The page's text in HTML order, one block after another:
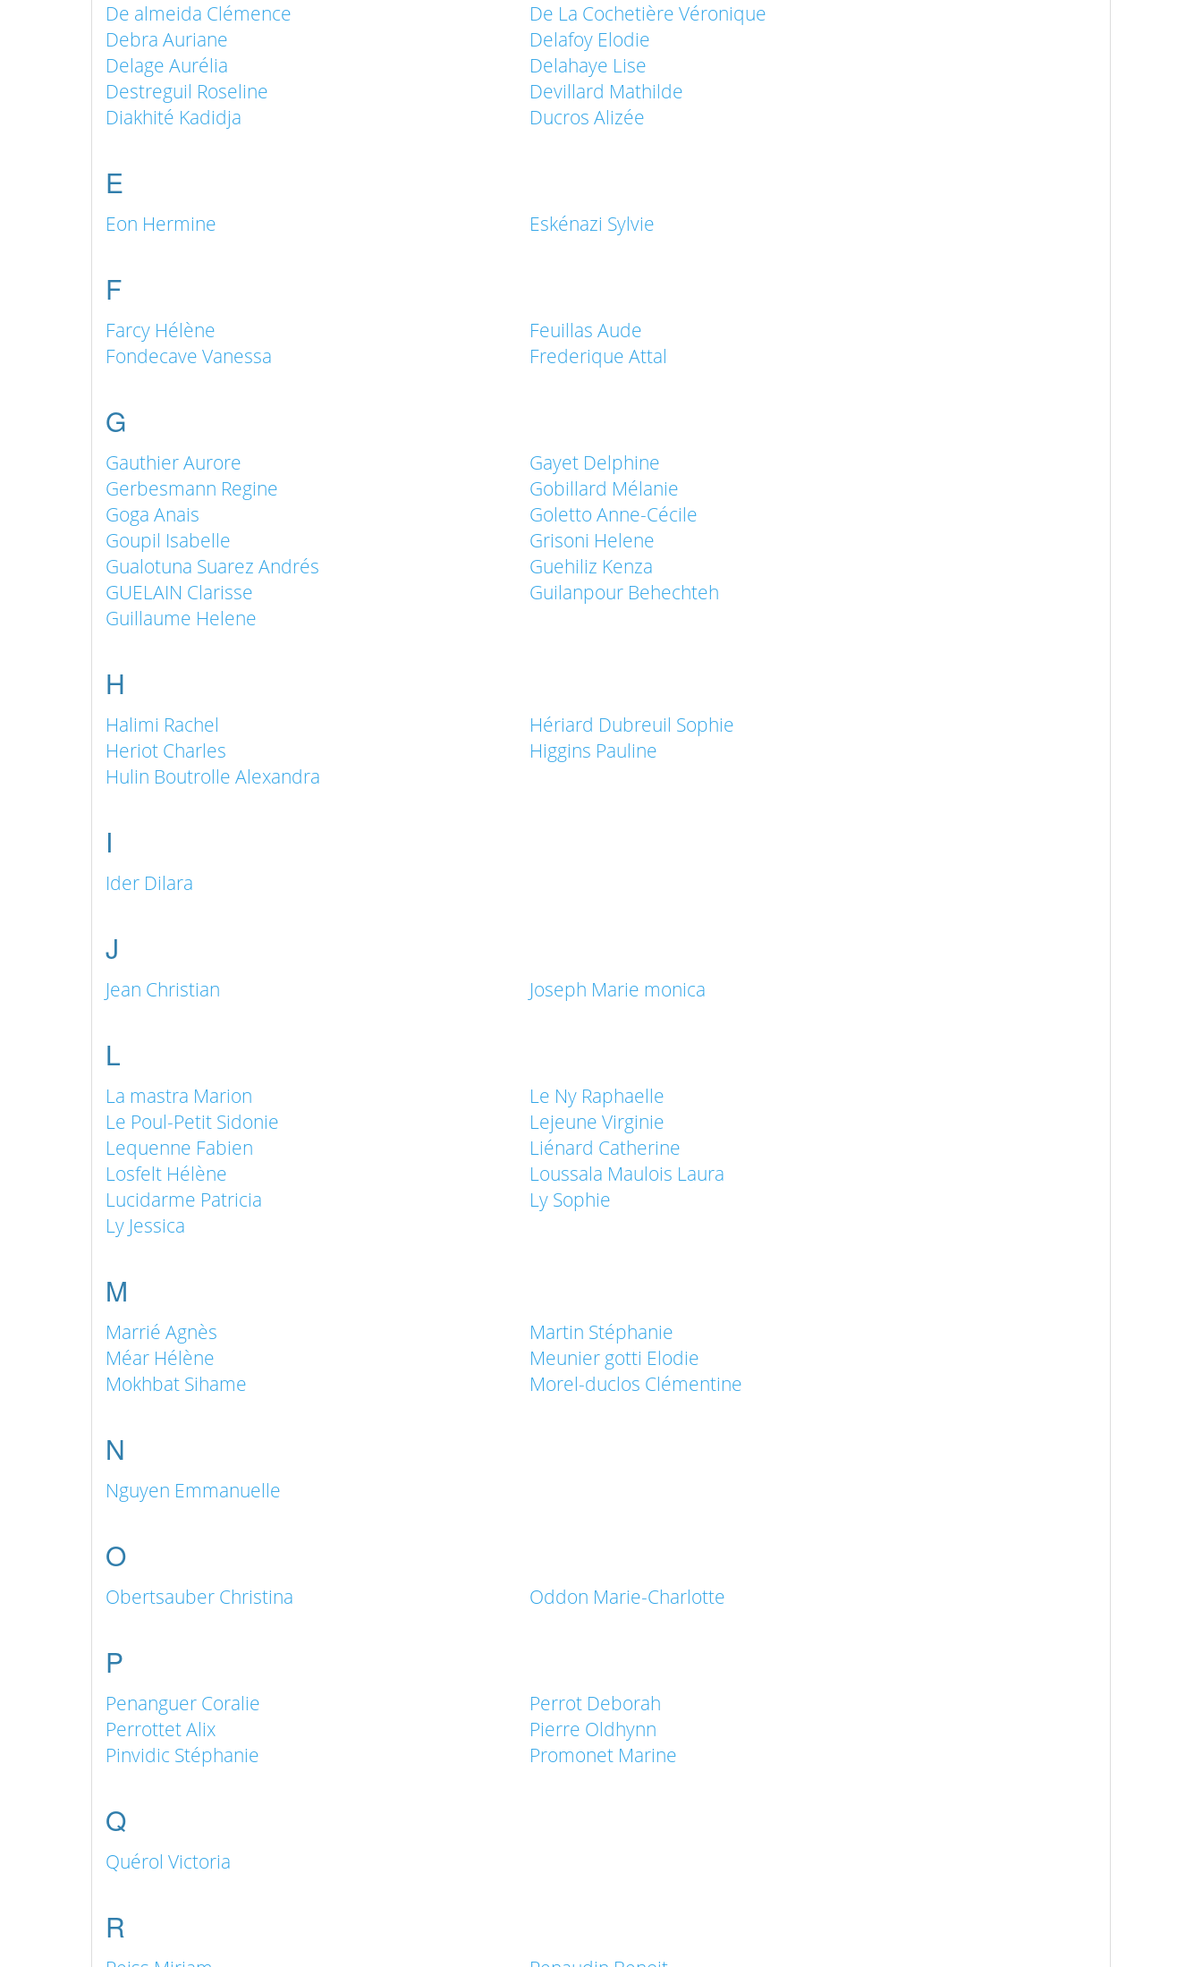
De almeida Clémence
Debra Auriane
Delage Aurélia
Destreguil Roseline
Diakhité Kadidja
De La Cochetière Véronique
Delafoy Elodie
Delahaye Lise
Devillard Mathilde
Ducros Alizée
E
Eon Hermine Eskénazi Sylvie
F
Farcy Hélène
Fondecave Vanessa
Feuillas Aude
Frederique Attal
G
Gauthier Aurore
Gerbesmann Regine
Goga Anais
Goupil Isabelle
Gualotuna Suarez Andrés
GUELAIN Clarisse
Guillaume Helene
Gayet Delphine
Gobillard Mélanie
Goletto Anne-Cécile
Grisoni Helene
Guehiliz Kenza
Guilanpour Behechteh
H
Halimi Rachel
Heriot Charles
Hulin Boutrolle Alexandra
Hériard Dubreuil Sophie
Higgins Pauline
I
Ider Dilara
J
Jean Christian Joseph Marie monica
L
La mastra Marion
Le Poul-Petit Sidonie
Lequenne Fabien
Losfelt Hélène
Lucidarme Patricia
Ly Jessica
Le Ny Raphaelle
Lejeune Virginie
Liénard Catherine
Loussala Maulois Laura
Ly Sophie
M
Marrié Agnès
Méar Hélène
Mokhbat Sihame
Martin Stéphanie
Meunier gotti Elodie
Morel-duclos Clémentine
N
Nguyen Emmanuelle
O
Obertsauber Christina Oddon Marie-Charlotte
P
Penanguer Coralie
Perrottet Alix
Pinvidic Stéphanie
Perrot Deborah
Pierre Oldhynn
Promonet Marine
Q
Quérol Victoria
R